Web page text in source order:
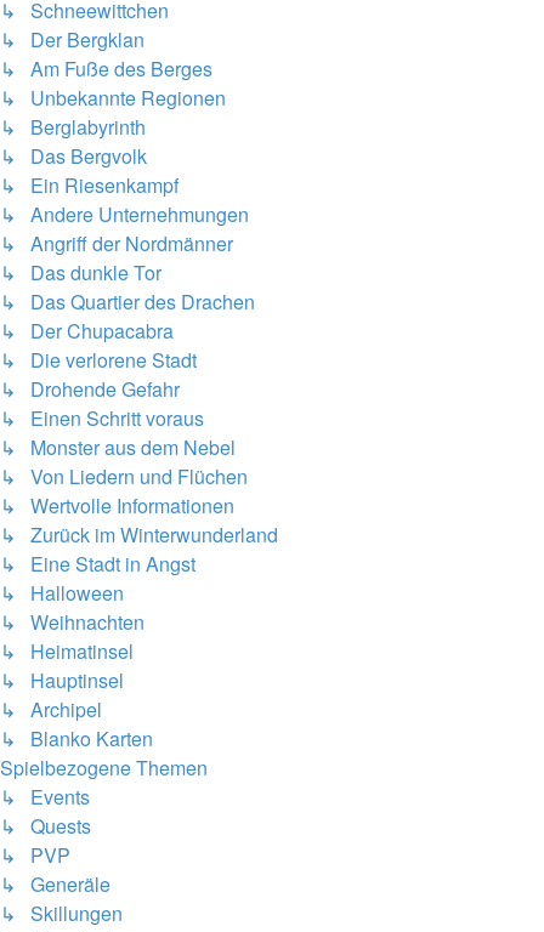
↳ Schneewittchen
↳ Der Bergklan
↳ Am Fuße des Berges
↳ Unbekannte Regionen
↳ Berglabyrinth
↳ Das Bergvolk
↳ Ein Riesenkampf
↳ Andere Unternehmungen
↳ Angriff der Nordmänner
↳ Das dunkle Tor
↳ Das Quartier des Drachen
↳ Der Chupacabra
↳ Die verlorene Stadt
↳ Drohende Gefahr
↳ Einen Schritt voraus
↳ Monster aus dem Nebel
↳ Von Liedern und Flüchen
↳ Wertvolle Informationen
↳ Zurück im Winterwunderland
↳ Eine Stadt in Angst
↳ Halloween
↳ Weihnachten
↳ Heimatinsel
↳ Hauptinsel
↳ Archipel
↳ Blanko Karten
Spielbezogene Themen
↳ Events
↳ Quests
↳ PVP
↳ Generäle
↳ Skillungen